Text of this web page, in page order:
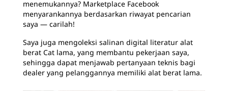
menemukannya? Marketplace Facebook
menyarankannya berdasarkan riwayat pencarian
saya — carilah!
Saya juga mengoleksi salinan digital literatur alat
berat Cat lama, yang membantu pekerjaan saya,
sehingga dapat menjawab pertanyaan teknis bagi
dealer yang pelanggannya memiliki alat berat lama.